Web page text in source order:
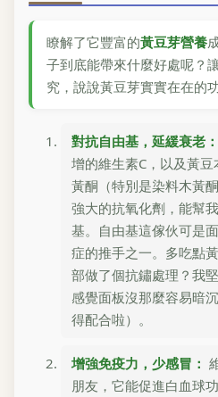
瞭解了它豐富的黃豆芽營養
子到底能帶來什麼好處呢？
究，說說黃豆芽實實在在的
對抗自由基，延緩衰老：
增的維生素C，以及黃
黃酮（特別是染料木黃
強大的抗氧化劑，能幫
基。自由基這傢伙可是
症的推手之一。多吃點
部做了個抗鏽處理？我
感覺面板沒那麼容易暗
得配合啦）。
增強免疫力，少感冒：
朋友，它能促進白血球